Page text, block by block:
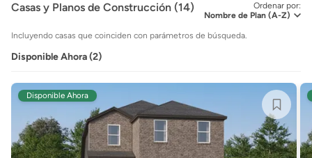
Ordenar por:
Casas y Planos de Construcción (14)
Incluyendo casas que coinciden con parámetros de búsqueda.
Disponible Ahora (2)
Disponible Ahora